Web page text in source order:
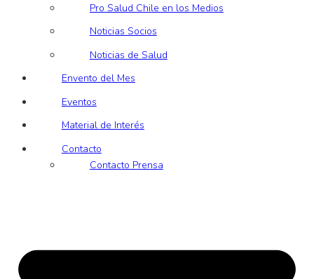
Pro Salud Chile en los Medios
Noticias Socios
Noticias de Salud
Envento del Mes
Eventos
Material de Interés
Contacto
Contacto Prensa